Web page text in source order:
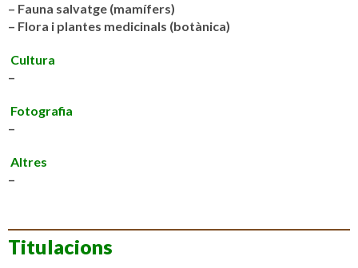
– Fauna salvatge (mamífers)
– Flora i plantes medicinals (botànica)
Cultura
–
Fotografia
–
Altres
–
Titulacions